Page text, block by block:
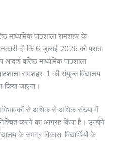
माध्यमिक पाठशाला रामशहर के
दी कि 6 जुलाई 2026 को प्रातः
वरिष्ठ माध्यमिक पाठशाला
रामशहर-1 की संयुक्त विद्यालय
जाएगा।
अभिभावकों से अधिक से अधिक संख्या में
करने का आग्रह किया है। उन्होंने
के समग्र विकास, विद्यार्थियों के